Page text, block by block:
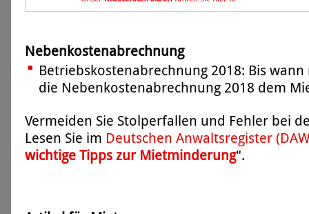
Nebenkostenabrechnung
Betriebskostenabrechnung 2018: Bis
die Nebenkostenabrechnung 2018 dem
Vermeiden Sie Stolperfallen und Fehler bei
Lesen Sie im Deutschen Anwaltsregister
wichtige Tipps zur Mietminderung".